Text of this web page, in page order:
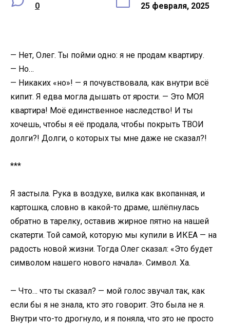
0 25 февраля, 2025
— Нет, Олег. Ты пойми одно: я не продам квартиру.
— Но…
— Никаких «но»! — я почувствовала, как внутри всё
кипит. Я едва могла дышать от ярости. — Это МОЯ
квартира! Моё единственное наследство! И ты
хочешь, чтобы я её продала, чтобы покрыть ТВОИ
долги?! Долги, о которых ты мне даже не сказал?!
***
Я застыла. Рука в воздухе, вилка как вкопанная, и
картошка, словно в какой-то драме, шлёпнулась
обратно в тарелку, оставив жирное пятно на нашей
скатерти. Той самой, которую мы купили в ИКЕА — на
радость новой жизни. Тогда Олег сказал: «Это будет
символом нашего нового начала». Символ. Ха.
— Что… что ты сказал? — мой голос звучал так, как
если бы я не знала, кто это говорит. Это была не я.
Внутри что-то дрогнуло, и я поняла, что это не просто